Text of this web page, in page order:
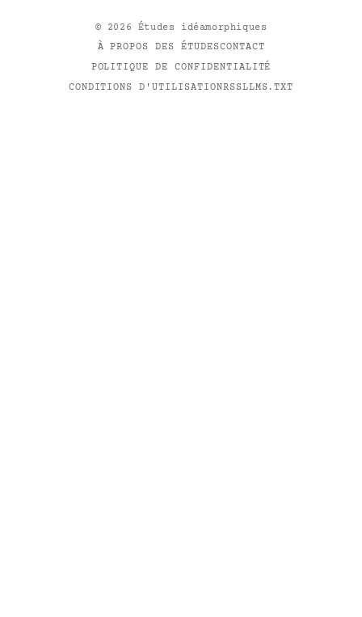
© 2026 Études idéamorphiques
À PROPOS DES ÉTUDESCONTACT
POLITIQUE DE CONFIDENTIALITÉ
CONDITIONS D'UTILISATIONRSSLLMS.TXT